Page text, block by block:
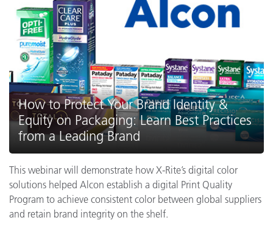
How to Protect Your Brand Identity &
Equity on Packaging: Learn Best Practices
from a Leading Brand
This webinar will demonstrate how X-Rite’s digital color
solutions helped Alcon establish a digital Print Quality
Program to achieve consistent color between global suppliers
and retain brand integrity on the shelf.